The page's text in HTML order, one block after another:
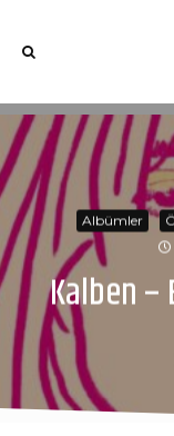
Albümler
Kalben –